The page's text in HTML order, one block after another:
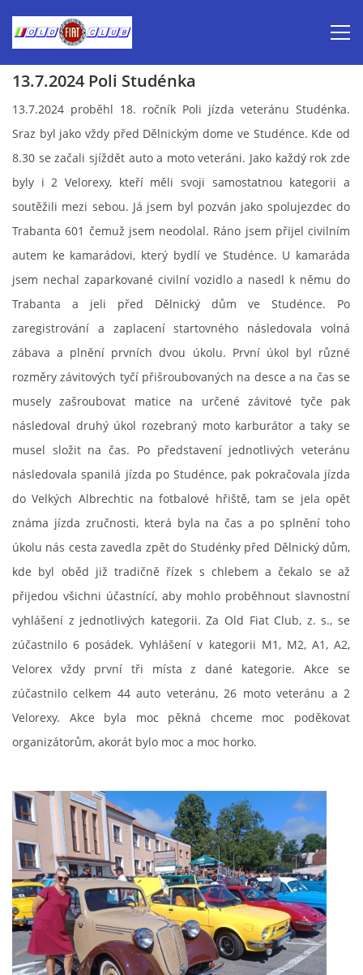
Prvomájová jízda 2026
Old Fiat Club historie
Zajímavé nápady, nebo jen rady??
Old Fiat Club kontakty
Poháry a ceny členů klubu
Vývozy a osvědčení
Benzín - Čas bioblaženosti přichází
Moderní nafta
Stanovy Old Fiat Clubu, z. s.
GDPR
oldfiatclub@seznam.cz |RSS
13.7.2024 Poli Studénka
13.7.2024 proběhl 18. ročník Poli jízda veteránu Studénka.
Sraz byl jako vždy před Dělnickým dome ve Studénce. Kde od
8.30 se začali sjíždět auto a moto veteráni. Jako každý rok zde
byly i 2 Velorexy, kteří měli svoji samostatnou kategorii a
soutěžili mezi sebou. Já jsem byl pozván jako spolujezdec do
Trabanta 601 čemuž jsem neodolal. Ráno jsem přijel civilním
autem ke kamarádovi, který bydlí ve Studénce. U kamaráda
jsem nechal zaparkované civilní vozidlo a nasedl k němu do
Trabanta a jeli před Dělnický dům ve Studénce. Po
zaregistrování a zaplacení startovného následovala volná
zábava a plnění prvních dvou úkolu. První úkol byl různé
rozměry závitových tyčí přišroubovaných na desce a na čas se
musely zašroubovat matice na určené závitové tyče pak
následoval druhý úkol rozebraný moto karburátor a taky se
musel složit na čas. Po představení jednotlivých veteránu
následovala spanilá jízda po Studénce, pak pokračovala jízda
do Velkých Albrechtic na fotbalové hřiště, tam se jela opět
známa jízda zručnosti, která byla na čas a po splnění toho
úkolu nás cesta zavedla zpět do Studénky před Dělnický dům,
kde byl oběd již tradičně řízek s chlebem a čekalo se až
přijedou všichni účastnící, aby mohlo proběhnout slavnostní
vyhlášení z jednotlivých kategorii. Za Old Fiat Club, z. s., se
zúčastnilo 6 posádek. Vyhlášení v kategorii M1, M2, A1, A2,
Velorex vždy první tři místa z dané kategorie. Akce se
zúčastnilo celkem 44 auto veteránu, 26 moto veteránu a 2
Velorexy. Akce byla moc pěkná chceme moc poděkovat
organizátorům, akorát bylo moc a moc horko.